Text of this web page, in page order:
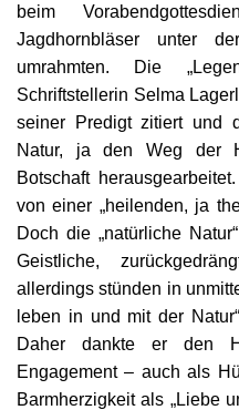
beim
Jagdhornbläser unter
umrahmten. Die
Schriftstellerin Selma
seiner Predigt zitiert und
Natur, ja den Weg der
Botschaft
von einer „heilenden, ja
Doch die „natürliche
Geistliche,
allerdings stünden in
leben in und mit der
Daher dankte er den
Engagement – auch als
Barmherzigkeit als „Liebe